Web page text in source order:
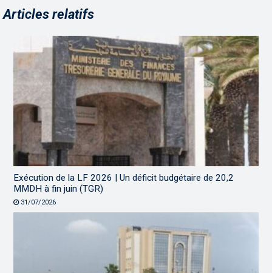
Articles relatifs
Exécution de la LF 2026 | Un déficit budgétaire de 20,2
MMDH à fin juin (TGR)
31/07/2026